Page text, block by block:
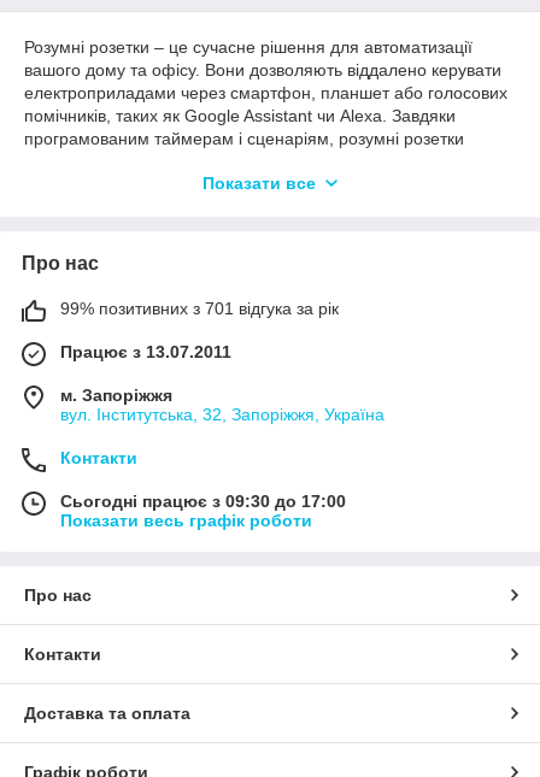
Розумні розетки – це сучасне рішення для автоматизації
вашого дому та офісу. Вони дозволяють віддалено керувати
електроприладами через смартфон, планшет або голосових
помічників, таких як Google Assistant чи Alexa. Завдяки
програмованим таймерам і сценаріям, розумні розетки
безпеку використання побутової техніки. У нашому каталозі
перенапруги та можливістю інтеграції в розумні домашні
системи. Ідеально підходять для освітлення, кухонних
приладів, обігрівачів та електроніки. Оберіть розумну розетку,
яка зробить ваше життя зручнішим та технологічнішим.
Показати все
Про нас
99% позитивних з 701 відгука за рік
Працює з 13.07.2011
м. Запоріжжя
вул. Інститутська, 32, Запоріжжя, Україна
Контакти
Сьогодні працює з 09:30 до 17:00
Показати весь графік роботи
Про нас
Контакти
Доставка та оплата
Графік роботи